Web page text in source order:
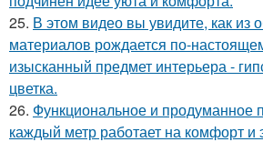
25. В этом видео вы увидите, как из
материалов рождается по-
изысканный предмет интерьера -
цветка.
26. Функциональное и продуманное
каждый метр работает на комфорт и